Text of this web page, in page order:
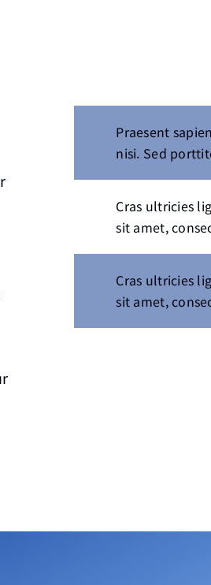
Praesent
nisi. Sed
Cras ultricies
sit amet,
Cras ultricies
sit amet,